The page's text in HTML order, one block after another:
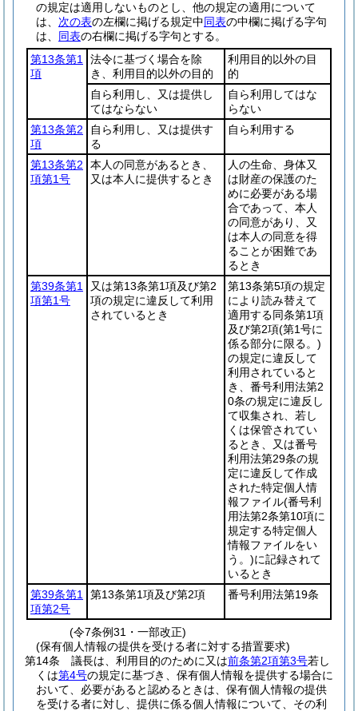
の規定は適用しないものとし、他の規定の適用について
は、 次の表の左欄に掲げる規定中同表の中欄に掲げる字句
は、 同表の右欄に掲げる字句とする。
第13条第1
項
法令に基づく場合を除
き、利用目的以外の目的
利用目的以外の目
的
自ら利用し、又は提供し
てはならない
自ら利用してはな
らない
第13条第2
項
自ら利用し、又は提供す
る
自ら利用する
第13条第2
項第1号
本人の同意があるとき、
又は本人に提供するとき
人の生命、身体又
は財産の保護のた
めに必要がある場
合であって、本人
の同意があり、又
は本人の同意を得
ることが困難であ
るとき
第39条第1
項第1号
又は第13条第1項及び第2
項の規定に違反して利用
されているとき
第13条第5項の規定
により読み替えて
適用する同条第1項
及び第2項(第1号に
係る部分に限る。)
の規定に違反して
利用されていると
き、番号利用法第2
0条の規定に違反し
て収集され、若し
くは保管されてい
るとき、又は番号
利用法第29条の規
定に違反して作成
された特定個人情
報ファイル(番号利
用法第2条第10項に
規定する特定個人
情報ファイルをい
う。)に記録されて
いるとき
第39条第1
項第2号
第13条第1項及び第2項 番号利用法第19条
(令7条例31・一部改正)
(保有個人情報の提供を受ける者に対する措置要求)
第14条
議長は、利用目的のために又は前条第2項第3号若し
くは第4号の規定に基づき、保有個人情報を提供する場合に
おいて、必要があると認めるときは、保有個人情報の提供
を受ける者に対し、提供に係る個人情報について、その利